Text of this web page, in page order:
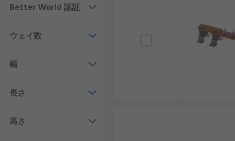
Better World 認証
ウェイ数
幅
長さ
高さ